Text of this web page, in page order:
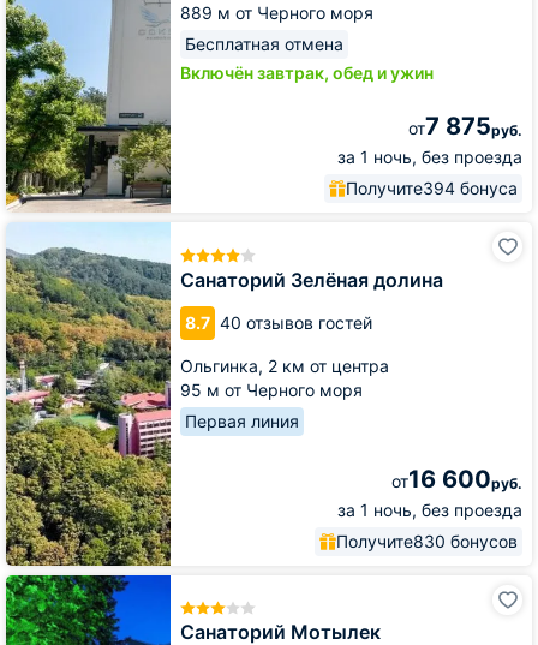
889 м от Черного моря
Бесплатная отмена
Включён завтрак, обед и ужин
от7 875руб.
за 1 ночь, без проезда
Получите394 бонуса
Санаторий Зелёная долина
8.7 40 отзывов гостей
Ольгинка, 2 км от центра
95 м от Черного моря
Первая линия
от16 600руб.
за 1 ночь, без проезда
Получите830 бонусов
Зелёная
долина
Санаторий Мотылек
Санаторий
Мотылек